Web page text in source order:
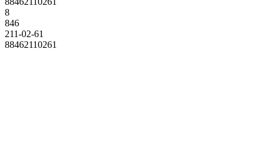
8
846
211-02-61
88462110261